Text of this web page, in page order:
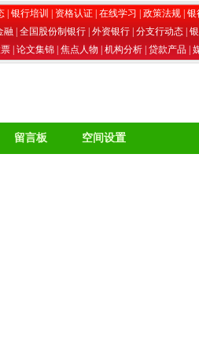
银行培训 资格认证 在线学习 政策法规 银
融| 全国股份制银行| 外资银行| 分支行动态|
论文集锦 焦点人物 机构分析 贷款产品
留言板 空间设置